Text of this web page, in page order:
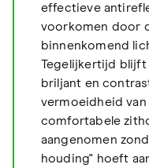
effectieve
voorkomen door
binnenkomend
Tegelijkertijd blijft
briljant en
vermoeidheid
comfortabele
aangenomen
houding" hoeft